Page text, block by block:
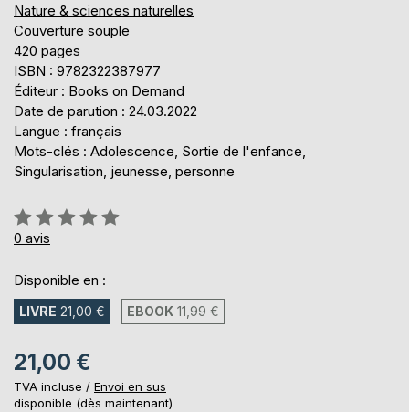
Nature & sciences naturelles
Couverture souple
420 pages
ISBN : 9782322387977
Éditeur : Books on Demand
Date de parution : 24.03.2022
Langue : français
Mots-clés : Adolescence, Sortie de l'enfance,
Singularisation, jeunesse, personne
Évaluation:
0%
0 avis
Disponible en :
LIVRE 21,00 € EBOOK 11,99 €
21,00 €
TVA incluse / Envoi en sus
disponible (dès maintenant)